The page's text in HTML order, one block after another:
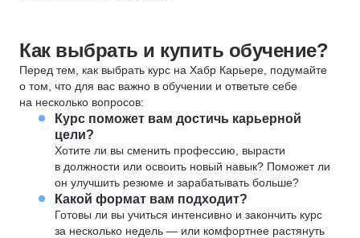
Как выбрать и купить обучение?
Перед тем, как выбрать курс на Хабр Карьере, подумайте
о том, что для вас важно в обучении и ответьте себе
на несколько вопросов:
Курс поможет вам достичь карьерной
цели?
Хотите ли вы сменить профессию, вырасти
в должности или освоить новый навык? Поможет ли
он улучшить резюме и зарабатывать больше?
Какой формат вам подходит?
Готовы ли вы учиться интенсивно и закончить курс
за несколько недель — или комфортнее растянуть